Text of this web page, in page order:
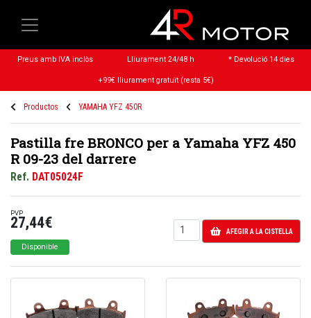
Preus amb IVA inclòs Lliurament 24/48 h * Devolució 14 dies
+99€ lliurament gratuït (resta 5€)
Productos YAMAHA YFZ 450R
Pastilla fre BRONCO per a Yamaha YFZ 450
R 09-23 del darrere
Ref. DAT05024F
PVP
27,44€
Disponible
AFEGIR A LA CISTELLA